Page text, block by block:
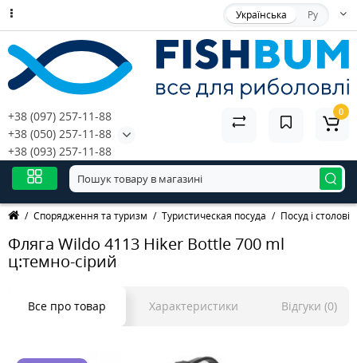
Українська Ру
+38 (097) 257-11-88
+38 (050) 257-11-88
+38 (093) 257-11-88
0
Спорядження та туризм Туристическая посуда Посуд і столові
Фляга Wildo 4113 Hiker Bottle 700 ml
ц:темно-сірий
Все про товар Характеристики Відгуки (0)